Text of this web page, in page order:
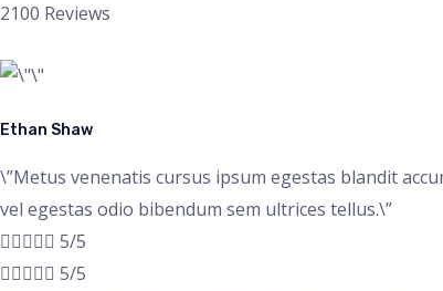
2100 Reviews
Ethan Shaw
\”Metus venenatis cursus ipsum egestas blandit
vel egestas odio bibendum sem ultrices tellus.\”
 5/5
 5/5